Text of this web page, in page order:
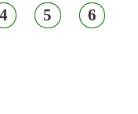
4 5 6